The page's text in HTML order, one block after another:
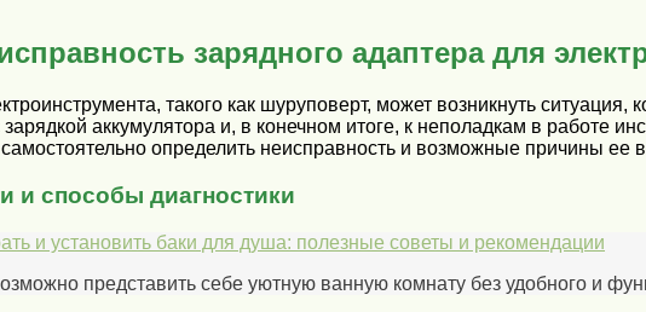
зарядного адаптера для
такого как шуруповерт, может возникнуть
аккумулятора и, в конечном итоге, к неполадкам в работе
самостоятельно определить неисправность и возможные причины ее
и способы диагностики
и установить баки для душа: полезные советы и рекомендации
представить себе уютную ванную комнату без удобного и